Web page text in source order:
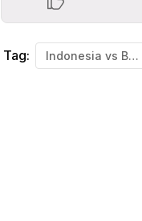
Tag: Indonesia vs Bahrain